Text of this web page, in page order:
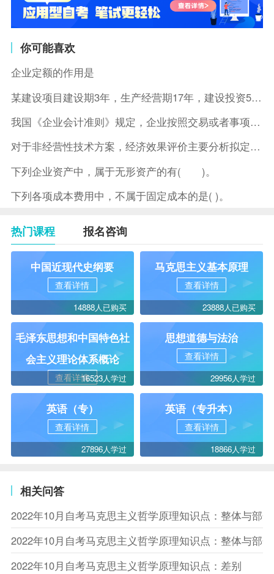
你可能喜欢
企业定额的作用是
某建设项目建设期3年，生产经营期17年，建设投资5500万元
我国《企业会计准则》规定，企业按照交易或者事项的经济特征确定
对于非经营性技术方案，经济效果评价主要分析拟定方案的( )。
下列企业资产中，属于无形资产的有( )。
下列各项成本费用中，不属于固定成本的是( )。
热门课程 报名咨询
中国近现代史纲要
查看详情
14888人已购买
马克思主义基本原理
查看详情
23888人已购买
毛泽东思想和中国特色社
会主义理论体系概论
查看详情16523人学过
思想道德与法治
查看详情
29956人学过
英语（专）
查看详情
27896人学过
英语（专升本）
查看详情
18866人学过
相关问答
2022年10月自考马克思主义哲学原理知识点：整体与部
2022年10月自考马克思主义哲学原理知识点：整体与部
2022年10月自考马克思主义哲学原理知识点：差别